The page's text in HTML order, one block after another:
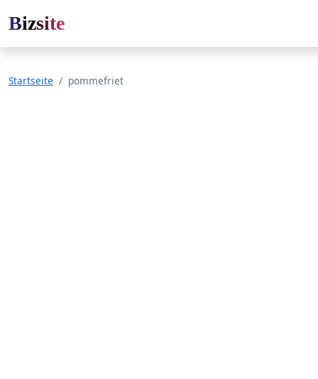
Bizsite
Startseite pommefriet